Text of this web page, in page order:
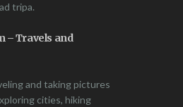
tripa.
– Travels and
and taking pictures
cities, hiking